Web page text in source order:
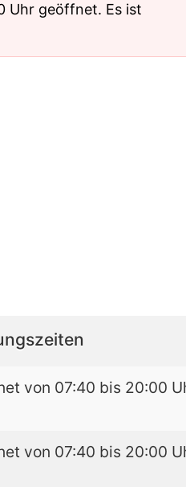
Uhr geöffnet. Es ist
von 07:40 bis 20:00
von 07:40 bis 20:00